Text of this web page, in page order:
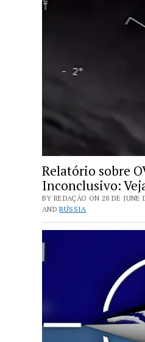
Relatório sobre
Inconclusivo:
BY REDAÇÃO ON 28 DE JUNE
ANDRÚSSIA